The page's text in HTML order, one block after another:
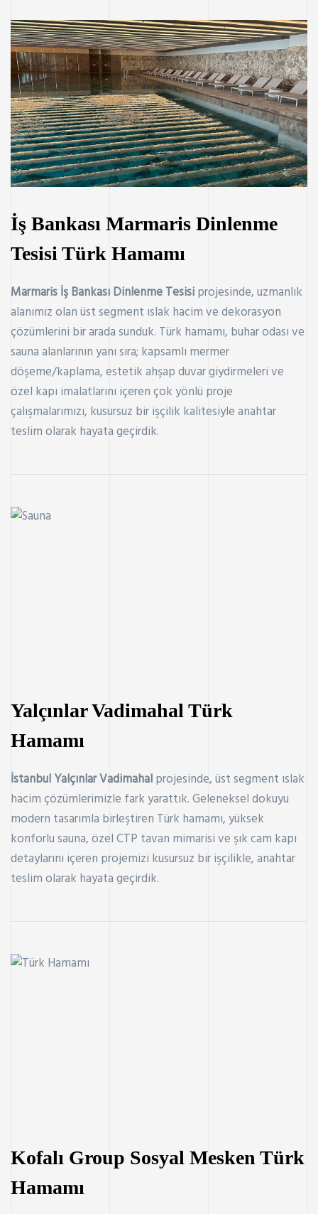
İş Bankası Marmaris Dinlenme
Tesisi Türk Hamamı
Marmaris İş Bankası Dinlenme Tesisiprojesinde, uzmanlık
alanımız olan üst segment ıslak hacim ve dekorasyon
çözümlerini bir arada sunduk. Türk hamamı, buhar odası ve
sauna alanlarının yanı sıra; kapsamlı mermer
döşeme/kaplama, estetik ahşap duvar giydirmeleri ve
özel kapı imalatlarını içeren çok yönlü proje
çalışmalarımızı, kusursuz bir işçilik kalitesiyle anahtar
teslim olarak hayata geçirdik.
Yalçınlar Vadimahal Türk
Hamamı
İstanbul Yalçınlar Vadimahalprojesinde, üst segment ıslak
hacim çözümlerimizle fark yarattık. Geleneksel dokuyu
modern tasarımla birleştiren Türk hamamı, yüksek
konforlu sauna, özel CTP tavan mimarisi ve şık cam kapı
detaylarını içeren projemizi kusursuz bir işçilikle, anahtar
teslim olarak hayata geçirdik.
Kofalı Group Sosyal Mesken Türk
Hamamı